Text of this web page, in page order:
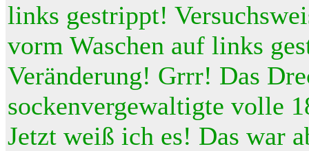
links gestrippt!
vorm Waschen auf links
Veränderung! Grrr! Das
sockenvergewaltigte volle
Jetzt weiß ich es! Das war